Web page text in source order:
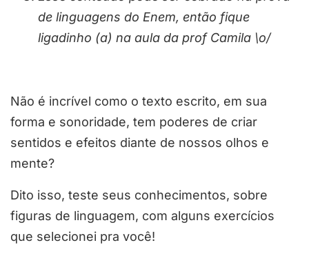
de linguagens do Enem, então fique
ligadinho (a) na aula da prof Camila \o/
Não é incrível como o texto escrito, em sua
forma e sonoridade, tem poderes de criar
sentidos e efeitos diante de nossos olhos e
mente?
Dito isso, teste seus conhecimentos, sobre
figuras de linguagem, com alguns exercícios
que selecionei pra você!